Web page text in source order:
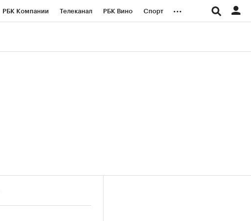
РБК Компании Телеканал РБК Вино Спорт ...